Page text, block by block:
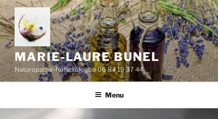
Aller
au
contenu
principal
MARIE-LAURE BUNEL
Naturopathe-Réflexologue 06 84 19 37 44
Menu